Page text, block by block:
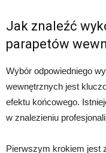
Jak znaleźć
parapetów
Wybór odpowiedniego
wewnętrznych jest
efektu końcowego.
w znalezieniu
Pierwszym krokiem jest